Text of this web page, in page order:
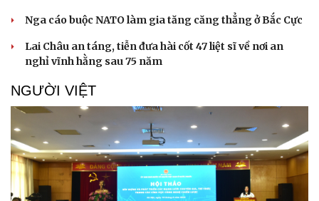
Doanh nghiệp
Thông tin doanh nghiệp
Doanh nghiệp 24h
Doanh nhân
Vì cộng đồng
Trải nghiệm
Chuyển đổi số
Nga cáo buộc NATO làm gia tăng căng thẳng ở Bắc Cực
Lai Châu an táng, tiễn đưa hài cốt 47 liệt sĩ về nơi an
nghỉ vĩnh hằng sau 75 năm
NGƯỜI VIỆT